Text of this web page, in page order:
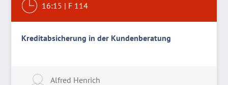
16:15 | F 114
Kreditabsicherung in der Kundenberatung
Alfred Henrich